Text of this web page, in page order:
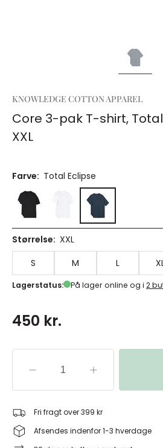
KNOWLEDGE COTTON APPAREL
Core 3-pak T-shirt,
XXL
Farve: Total Eclipse
Størrelse: XXL
S
M L
Lagerstatus: På lager online og i 2
450 kr.
Fri fragt over 399 kr
Afsendes indenfor 1-3 hverdage